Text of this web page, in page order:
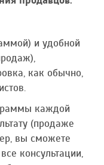
и удобной
как обычно,
каждой
(продаже
вы сможете
консультации,